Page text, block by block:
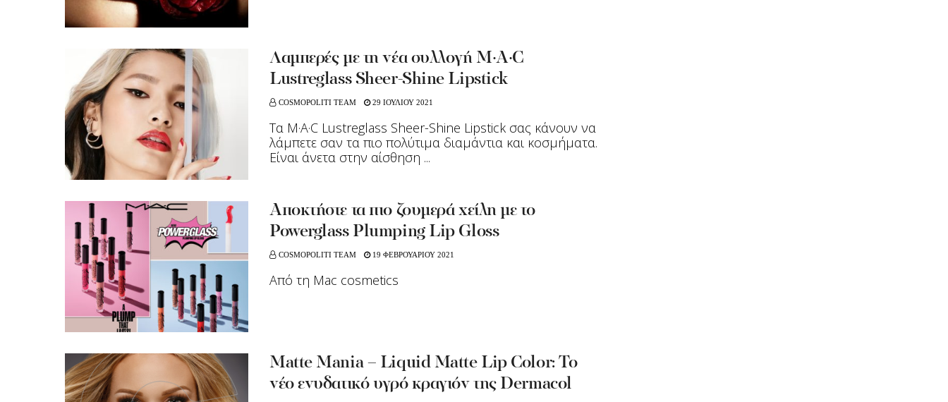
Λαμπερές με τη νέα συλλογή M·A·C
Lustreglass Sheer-Shine Lipstick
COSMOPOLITI TEAM 29 ΙΟΥΛΙΟΥ 2021
Τα M·A·C Lustreglass Sheer-Shine Lipstick σας κάνουν να
λάμπετε σαν τα πιο πολύτιμα διαμάντια και κοσμήματα.
Είναι άνετα στην αίσθηση ...
Αποκτήστε τα πιο ζουμερά χείλη με το
Powerglass Plumping Lip Gloss
COSMOPOLITI TEAM 19 ΦΕΒΡΟΥΑΡΙΟΥ 2021
Aπό τη Μac cosmetics
Matte Mania – Liquid Matte Lip Color: Το
νέο ενυδατικό υγρό κραγιόν της Dermacol